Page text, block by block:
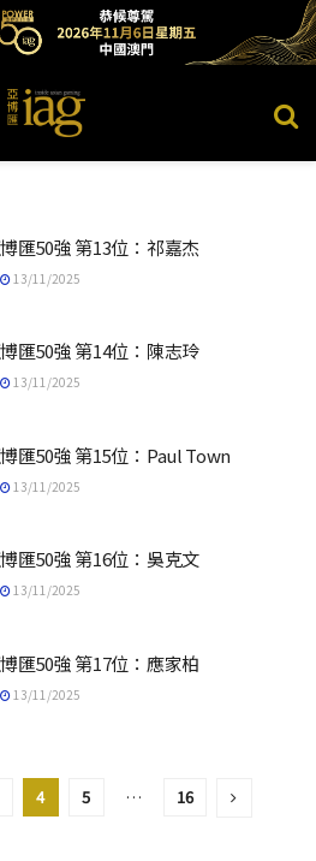
匯50強 第13位：祁嘉杰
13/11/2025
匯50強 第14位：陳志玲
13/11/2025
匯50強 第15位：Paul Town
13/11/2025
匯50強 第16位：吳克文
13/11/2025
匯50強 第17位：應家柏
13/11/2025
4 5 … 16